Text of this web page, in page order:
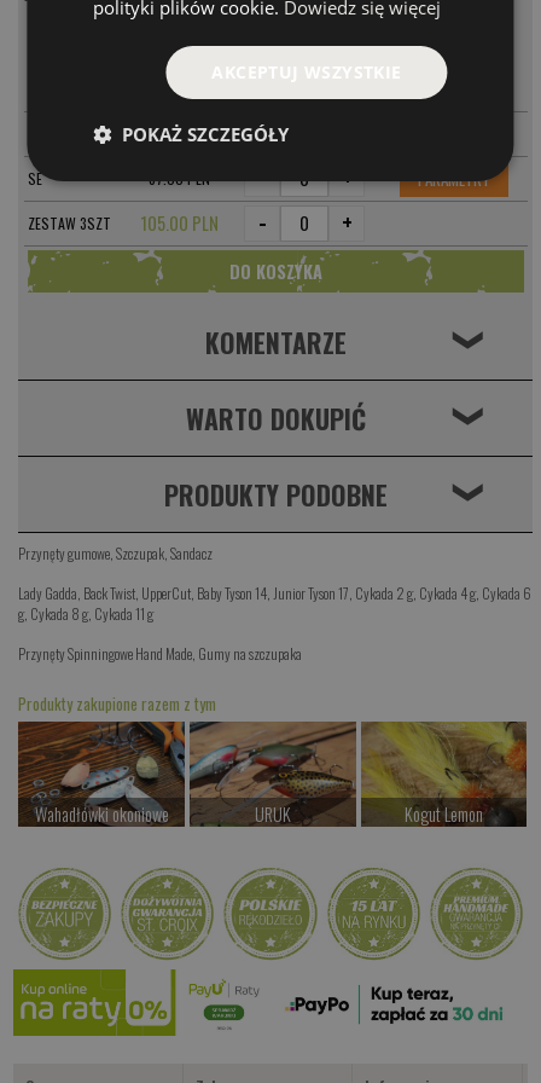
CENA
37.00 PLN - + PARAMETRY
37.00 PLN -
SE 37.00 PLN - + PARAMETRY
ZESTAW 3SZT 105.00 PLN - +
KOMENTARZE ❮
WARTO DOKUPIĆ ❮
PRODUKTY PODOBNE ❮
Przynęty gumowe ,Szczupak ,Sandacz
Lady Gadda Back Twist UpperCut Baby Tyson 14 Junior Tyson 17 Cykada 2 g, Cykada 4 g, Cykada 6
g, Cykada 8 g, Cykada 11 g
Przynęty Spinningowe Hand Made Gumy na szczupaka
Produkty zakupione razem z tym
Wahadłówki okoniowe
Kup teraz >
URUK
Kup teraz >
Kogut Lemon
Kup teraz >
Kogut Orange
od 24.00 PLN
Kup teraz >
polityki plików cookie. Dowiedz się więcej
AKCEPTUJ WSZYSTKIE
POKAŻ SZCZEGÓŁY